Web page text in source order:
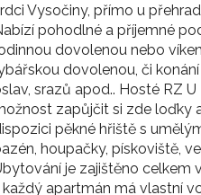
Vysočiny, přímo u
pohodlné a příjemné
dovolenou nebo
dovolenou, či
srazů apod.. Hosté RZ
zapůjčit si zde loďky
pěkné hřiště s
houpačky, pískoviště,
je zajištěno celkem
každý apartmán má vlastní